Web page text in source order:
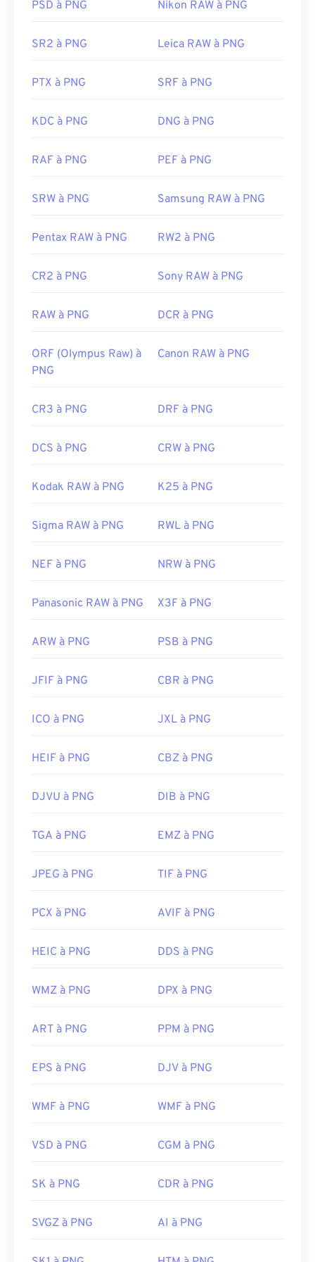
Sortie initiale :
lisibles sur tous les navigateurs web. Si vous
PNG, utilisez nos convertisseurs PNG vers JPG
Photoshopsont utiles pour ouvrir et modifier les
plus volumineux que les autres types de fichiers ;
fichiers PNG est la possibilité de créer de la
plan transparent.
PNG Development Group
Sortie initiale :
1er octobre 1996
Article de LifeWire sur les PNG
Outils PNG associés :
les couleurs des images
PSD à PNG Nikon RAW à PNG
SR2 à PNG Leica RAW à PNG
PTX à PNG SRF à PNG
KDC à PNG DNG à PNG
RAF à PNG PEF à PNG
SRW à PNG Samsung RAW à PNG
Pentax RAW à PNG RW2 à PNG
CR2 à PNG Sony RAW à PNG
RAW à PNG DCR à PNG
ORF (Olympus Raw) à
PNG
Canon RAW à PNG
CR3 à PNG DRF à PNG
DCS à PNG CRW à PNG
Kodak RAW à PNG K25 à PNG
Sigma RAW à PNG RWL à PNG
NEF à PNG NRW à PNG
Panasonic RAW à PNG X3F à PNG
ARW à PNG PSB à PNG
JFIF à PNG CBR à PNG
ICO à PNG JXL à PNG
HEIF à PNG CBZ à PNG
DJVU à PNG DIB à PNG
TGA à PNG EMZ à PNG
JPEG à PNG TIF à PNG
PCX à PNG AVIF à PNG
HEIC à PNG DDS à PNG
WMZ à PNG DPX à PNG
ART à PNG PPM à PNG
EPS à PNG DJV à PNG
WMF à PNG WMF à PNG
VSD à PNG CGM à PNG
SK à PNG CDR à PNG
SVGZ à PNG AI à PNG